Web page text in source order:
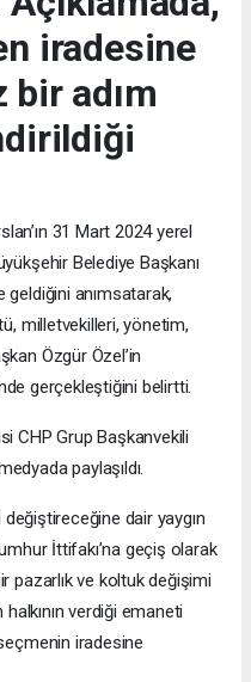
iradesine
bir adım
31 Mart 2024 yerel
Belediye Başkanı
geldiğini anımsatarak,
milletvekilleri, yönetim,
Özgür Özel’in
gerçekleştiğini belirtti.
CHP Grup Başkanvekili
paylaşıldı.
değiştireceğine dair yaygın
İttifakı’na geçiş olarak
pazarlık ve koltuk değişimi
verdiği emaneti
iradesine